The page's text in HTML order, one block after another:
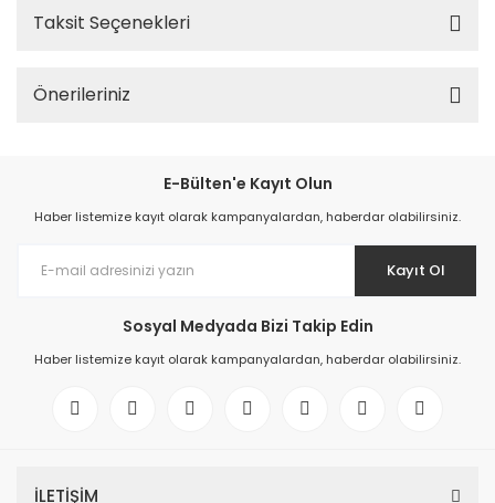
Taksit Seçenekleri
Önerileriniz
E-Bülten'e Kayıt Olun
Haber listemize kayıt olarak kampanyalardan, haberdar olabilirsiniz.
Kayıt Ol
Sosyal Medyada Bizi Takip Edin
Haber listemize kayıt olarak kampanyalardan, haberdar olabilirsiniz.
İLETİŞİM